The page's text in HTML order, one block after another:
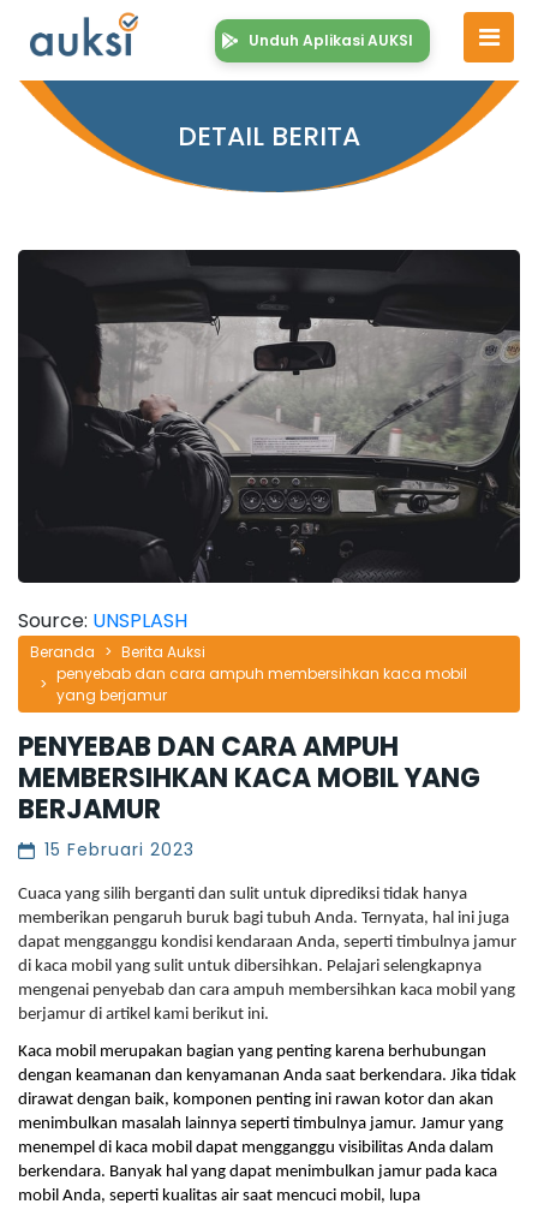
Unduh Aplikasi AUKSI
DETAIL BERITA
Beranda
Berita Auksi
penyebab dan cara ampuh membersihkan kaca mobil
yang berjamur
PENYEBAB DAN CARA AMPUH
MEMBERSIHKAN KACA MOBIL YANG
BERJAMUR
15 Februari 2023
Cuaca yang silih berganti dan sulit untuk diprediksi tidak hanya
memberikan pengaruh buruk bagi tubuh Anda. Ternyata, hal ini juga
dapat mengganggu kondisi kendaraan Anda, seperti timbulnya jamur
di kaca mobil yang sulit untuk dibersihkan. Pelajari selengkapnya
mengenai penyebab dan cara ampuh membersihkan kaca mobil yang
berjamur di artikel kami berikut ini.
Kaca mobil merupakan bagian yang penting karena berhubungan
dengan keamanan dan kenyamanan Anda saat berkendara. Jika tidak
dirawat dengan baik, komponen penting ini rawan kotor dan akan
menimbulkan masalah lainnya seperti timbulnya jamur. Jamur yang
menempel di kaca mobil dapat mengganggu visibilitas Anda dalam
berkendara. Banyak hal yang dapat menimbulkan jamur pada kaca
mobil Anda, seperti kualitas air saat mencuci mobil, lupa
Source: UNSPLASH